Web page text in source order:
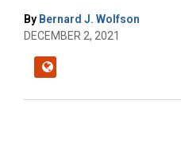
By Bernard J. Wolfson
DECEMBER 2, 2021